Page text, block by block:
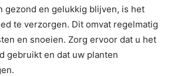
gezond en gelukkig blijven, is het
te verzorgen. Dit omvat regelmatig
en snoeien. Zorg ervoor dat u het
gebruikt en dat uw planten